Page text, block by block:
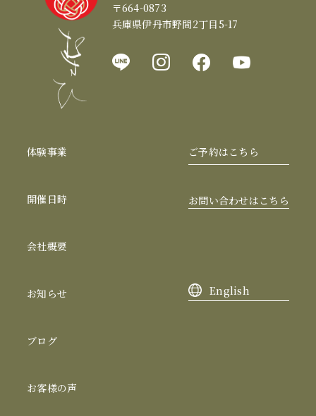
〒664-0873
兵庫県伊丹市野間2丁目5-17
体験事業
開催日時
会社概要
お知らせ
ブログ
お客様の声
ご予約はこちら
お問い合わせはこちら
English